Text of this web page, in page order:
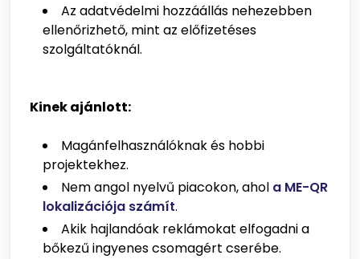
Az adatvédelmi hozzáállás nehezebben
ellenőrizhető, mint az előfizetéses
szolgáltatóknál.
Kinek ajánlott:
Magánfelhasználóknak és hobbi
projektekhez.
Nem angol nyelvű piacokon, ahol a ME-QR
lokalizációja számít.
Akik hajlandóak reklámokat elfogadni a
bőkezű ingyenes csomagért cserébe.